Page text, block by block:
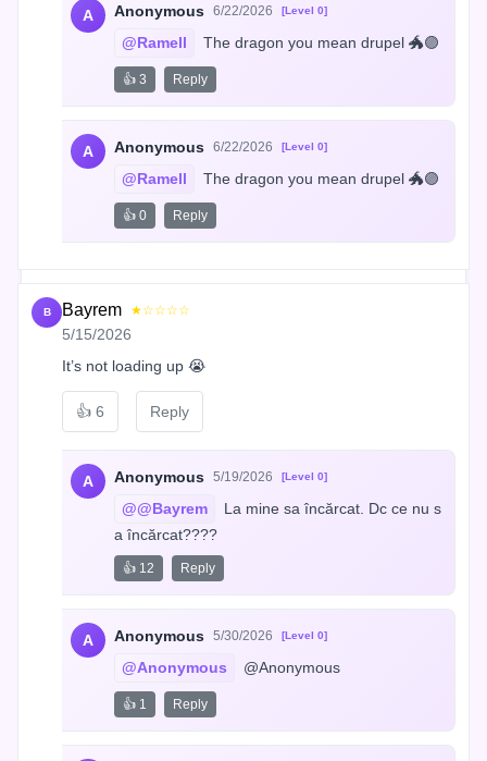
A Anonymous 6/22/2026 [Level 0]
@Ramell The dragon you mean drupel 🐲🟣
👍 3 Reply
A Anonymous 6/22/2026 [Level 0]
@Ramell The dragon you mean drupel 🐲🟣
👍 0 Reply
B Bayrem ★☆☆☆☆
5/15/2026
It’s not loading up 😭
👍 6 Reply
A Anonymous 5/19/2026 [Level 0]
@@Bayrem
La mine sa încărcat. Dc ce nu s
a încărcat????
👍 12 Reply
A Anonymous 5/30/2026 [Level 0]
@Anonymous @Anonymous
👍 1 Reply